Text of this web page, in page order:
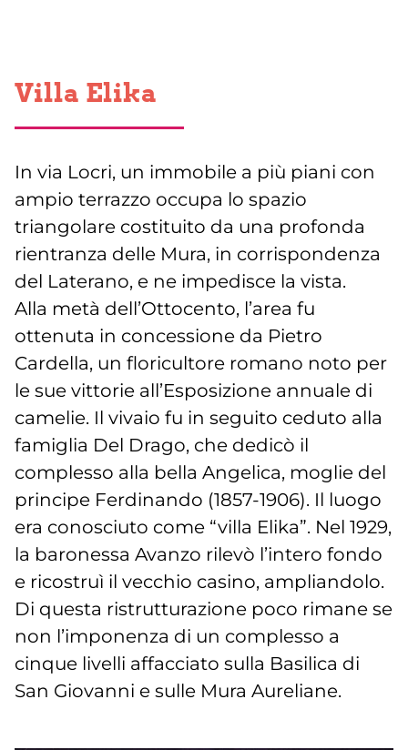
Villa Elika
In via Locri, un immobile a più piani con
ampio terrazzo occupa lo spazio
triangolare costituito da una profonda
rientranza delle Mura, in corrispondenza
del Laterano, e ne impedisce la vista.
Alla metà dell’Ottocento, l’area fu
ottenuta in concessione da Pietro
Cardella, un floricultore romano noto per
le sue vittorie all’Esposizione annuale di
camelie. Il vivaio fu in seguito ceduto alla
famiglia Del Drago, che dedicò il
complesso alla bella Angelica, moglie del
principe Ferdinando (1857-1906). Il luogo
era conosciuto come “villa Elika”. Nel 1929,
la baronessa Avanzo rilevò l’intero fondo
e ricostruì il vecchio casino, ampliandolo.
Di questa ristrutturazione poco rimane se
non l’imponenza di un complesso a
cinque livelli affacciato sulla Basilica di
San Giovanni e sulle Mura Aureliane.